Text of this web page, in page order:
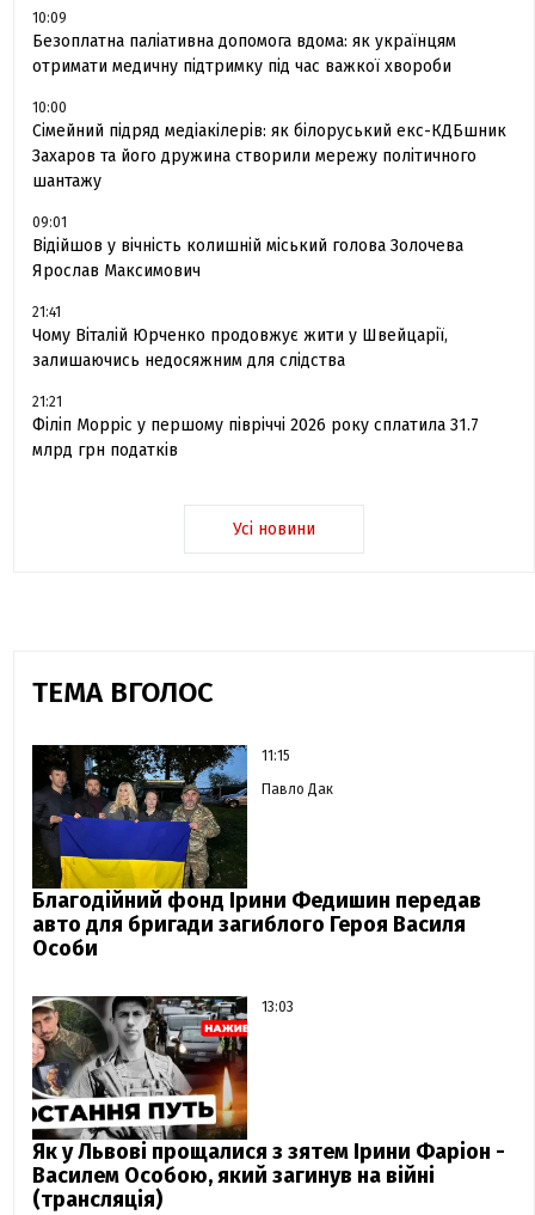
10:09
Безоплатна паліативна допомога вдома: як українцям
отримати медичну підтримку під час важкої хвороби
10:00
Сімейний підряд медіакілерів: як білоруський екс-КДБшник
Захаров та його дружина створили мережу політичного
шантажу
09:01
Відійшов у вічність колишній міський голова Золочева
Ярослав Максимович
21:41
Чому Віталій Юрченко продовжує жити у Швейцарії,
залишаючись недосяжним для слідства
21:21
Філіп Морріс у першому півріччі 2026 року сплатила 31.7
млрд грн податків
Усі новини
ТЕМА ВГОЛОС
11:15
Павло Дак
Благодійний фонд Ірини Федишин передав
авто для бригади загиблого Героя Василя
Особи
13:03
Як у Львові прощалися з зятем Ірини Фаріон -
Василем Особою, який загинув на війні
(трансляція)